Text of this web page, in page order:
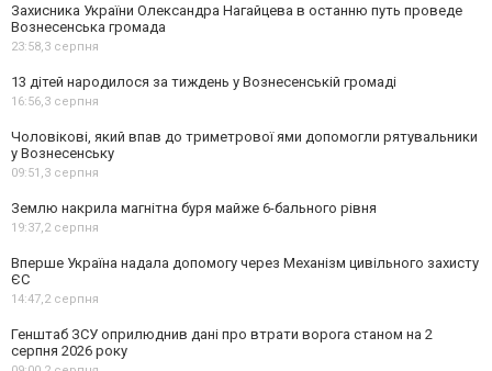
Захисника України Олександра Нагайцева в останню путь проведе
Вознесенська громада
23:58,3 серпня
13 дітей народилося за тиждень у Вознесенській громаді
16:56,3 серпня
Чоловікові, який впав до триметрової ями допомогли рятувальники
у Вознесенську
09:51,3 серпня
Землю накрила магнітна буря майже 6-бального рівня
19:37,2 серпня
Вперше Україна надала допомогу через Механізм цивільного захисту
ЄС
14:47,2 серпня
Генштаб ЗСУ оприлюднив дані про втрати ворога станом на 2
серпня 2026 року